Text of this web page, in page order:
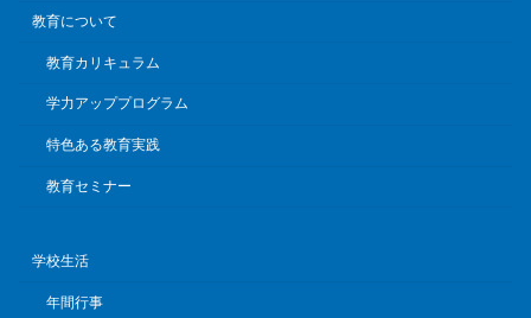
教育について
教育カリキュラム
学力アッププログラム
特色ある教育実践
教育セミナー
学校生活
年間行事